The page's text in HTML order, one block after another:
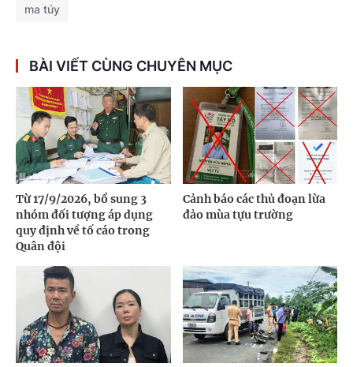
ma túy
BÀI VIẾT CÙNG CHUYÊN MỤC
Từ 17/9/2026, bổ sung 3
nhóm đối tượng áp dụng
quy định về tố cáo trong
Quân đội
Cảnh báo các thủ đoạn lừa
đảo mùa tựu trường